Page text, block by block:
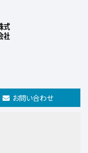
万円
歩9分
お問い合わせ